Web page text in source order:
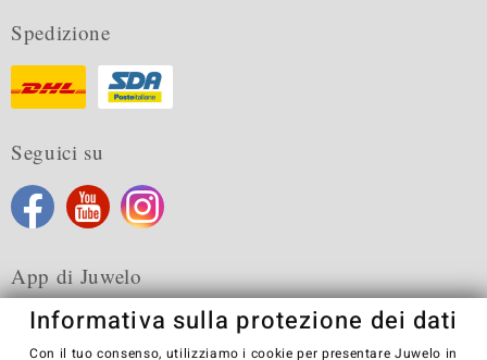
Spedizione
Seguici su
App di Juwelo
Informativa sulla protezione dei dati
Con il tuo consenso, utilizziamo i cookie per presentare Juwelo in